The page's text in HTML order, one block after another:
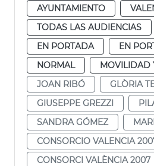
AYUNTAMIENTO
TODAS LAS AUDIENCIAS
EN PORTADA
EN
NORMAL
MOVILIDAD
JOAN RIBÓ
GLÒRIA
GIUSEPPE GREZZI
SANDRA GÓMEZ
CONSORCIO VALENCIA
CONSORCI VALÈNCIA 2007